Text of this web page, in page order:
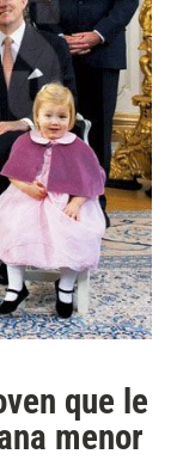
que le
menor